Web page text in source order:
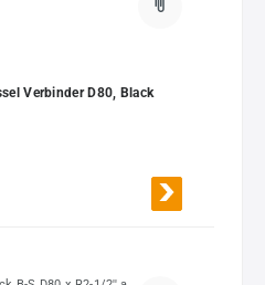
Verbinder D80, Black